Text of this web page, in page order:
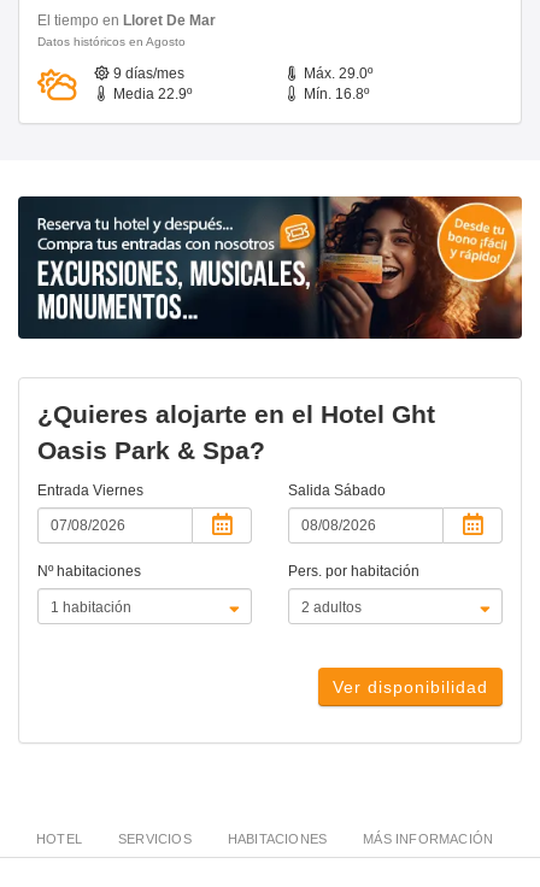
El tiempo en Lloret De Mar
Datos históricos en Agosto
9 días/mes
Máx. 29.0º
Media 22.9º
Mín. 16.8º
¿Quieres alojarte en el Hotel Ght
Oasis Park & Spa?
Entrada Viernes Salida Sábado
Nº habitaciones Pers. por habitación
Ver disponibilidad
HOTEL SERVICIOS HABITACIONES MÁS INFORMACIÓN